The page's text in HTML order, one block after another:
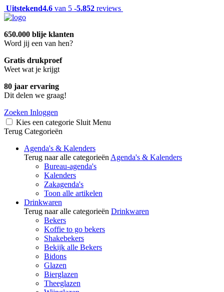
Uitstekend4.6 van 5 -5.852 reviews
650.000 blije klanten
Word jij een van hen?
Gratis drukproef
Weet wat je krijgt
80 jaar ervaring
Dit delen we graag!
Zoeken Inloggen
Kies een categorie Sluit Menu
Terug Categorieën
Agenda's & Kalenders
Terug naar alle categorieën Agenda's & Kalenders
Bureau-agenda's
Kalenders
Zakagenda's
Toon alle artikelen
Drinkwaren
Terug naar alle categorieën Drinkwaren
Bekers
Koffie to go bekers
Shakebekers
Bekijk alle Bekers
Bidons
Glazen
Bierglazen
Theeglazen